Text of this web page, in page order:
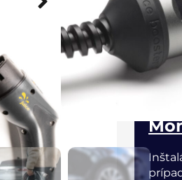
Na